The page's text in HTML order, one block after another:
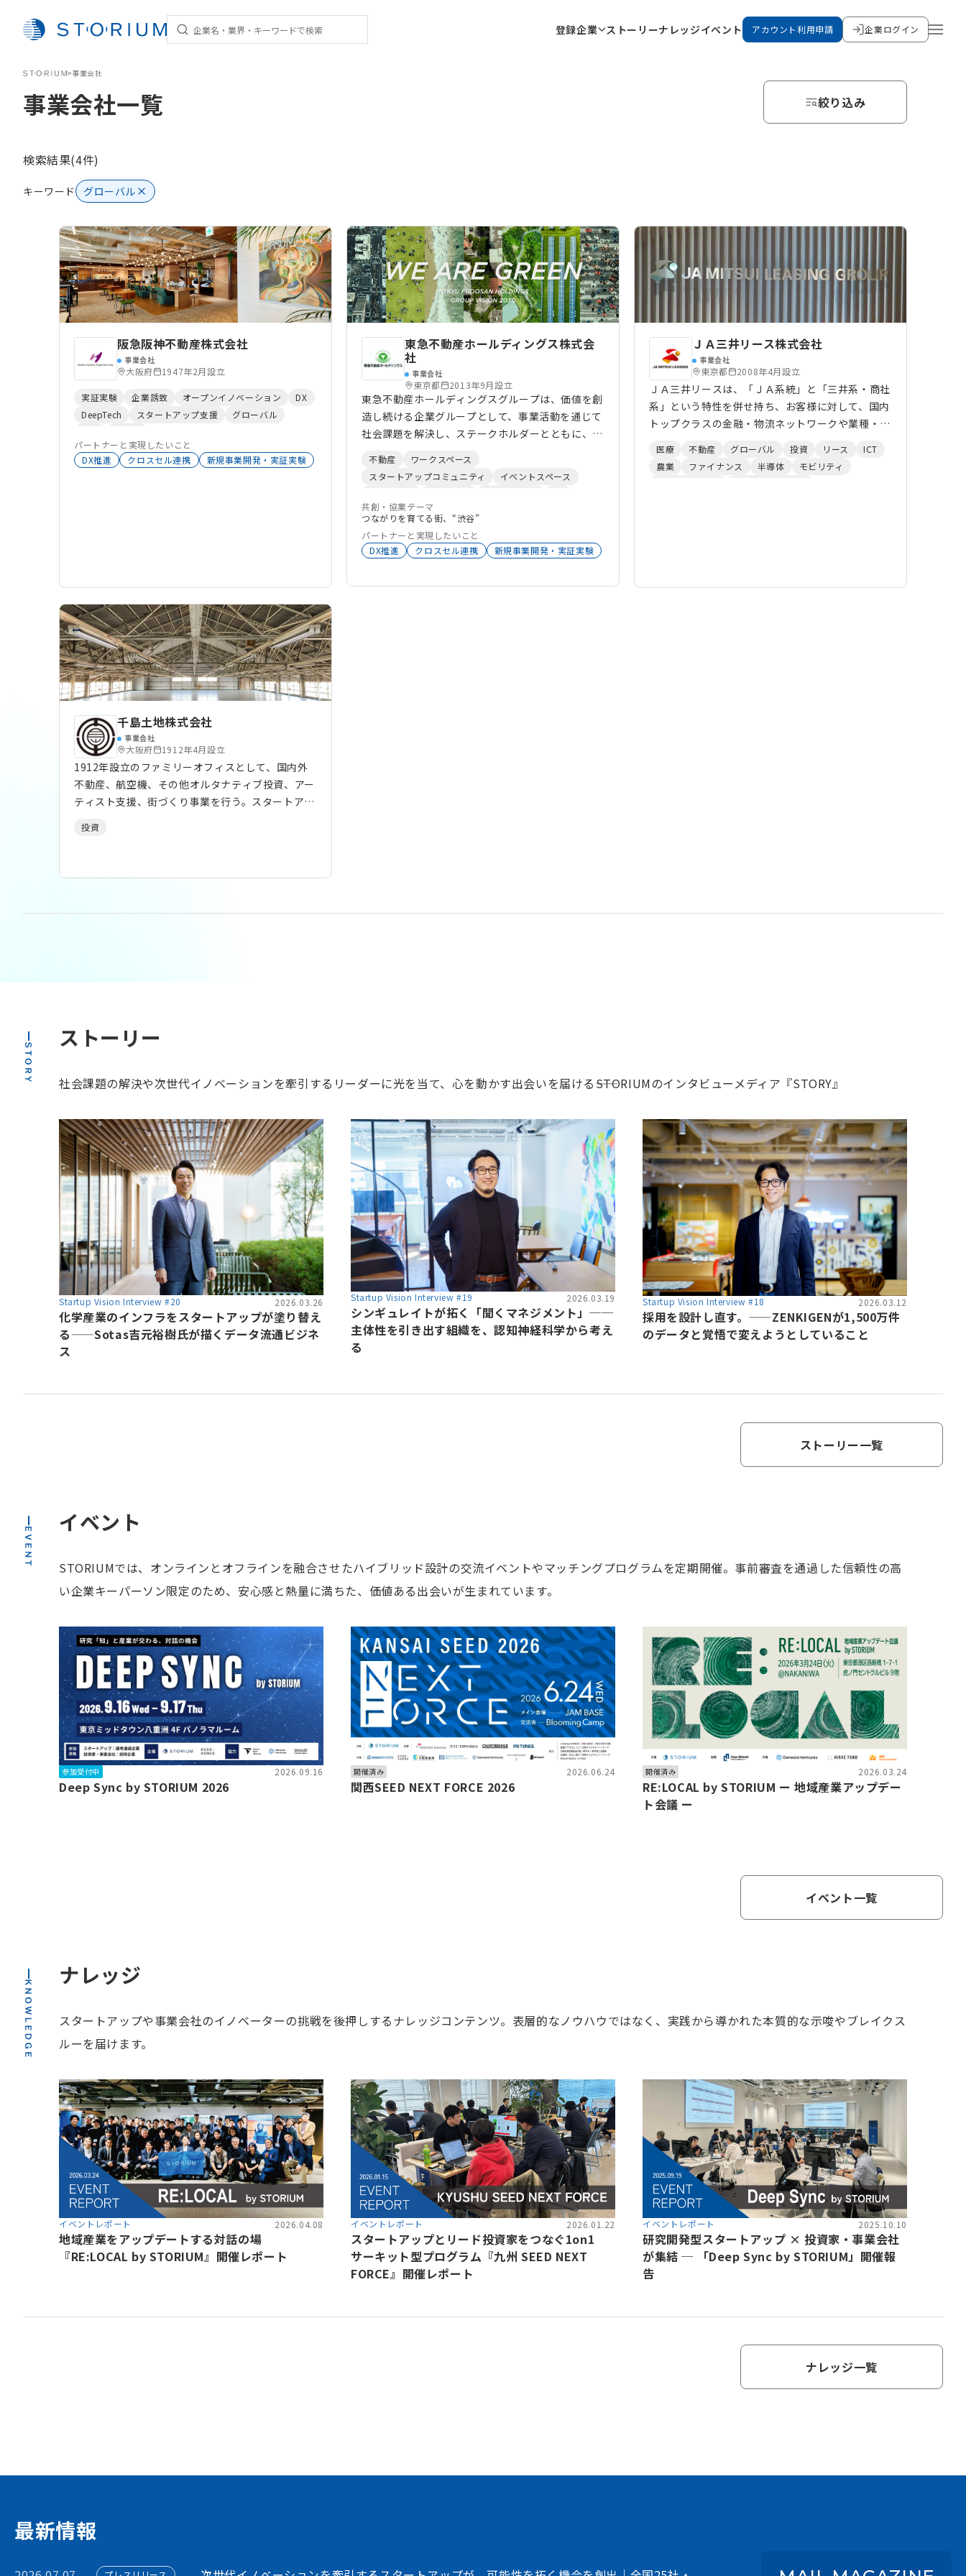
登録企業 ストーリーナレッジイベント アカウント利用申請 企業ログイン
>事業会社
事業会社一覧 絞り込み
検索結果(4件)
キーワード グローバル
阪急阪神不動産株式会社
事業会社
大阪府 1947年2月設立
実証実験 企業誘致 オープンイノベーション
DX
DeepTech
スタートアップ支援
グローバル
パートナーと実現したいこと
DX推進
クロスセル連携 新規事業開発・実証実験
東急不動産ホールディングス株式会
社
事業会社
東京都 2013年9月設立
東急不動産ホールディングスグループは、価値を創
造し続ける企業グループとして、事業活動を通じて
社会課題を解決し、ステークホルダーとともに、サ
当社グループは、持株会社である東急不動産ホール
ディングスのもと、東急不動産、東急コミュニ
ティー、東急リバブル、東急住宅リース、学生情報
センターの主要5社を中心に多様な事業を展開して
います。 オフィスや商業施設、分譲・賃貸住宅の
開発を行う都市開発事業だけでなく、再生可能エネ
ラ開発を行う戦略投資事業。また、不動産の開発に
不動産
ワークスペース
スタートアップコミュニティ
イベントスペース
サステナビリティ
インバウンド
オープンイノベーション
アクセラレーター
実証実験 企業誘致
共創・協業テーマ
つながりを育てる街、“渋谷”
パートナーと実現したいこと
DX推進
クロスセル連携 新規事業開発・実証実験
ＪＡ三井リース株式会社
事業会社
東京都 2008年4月設立
ＪＡ三井リースは、「ＪＡ系統」と「三井系・商社
系」という特性を併せ持ち、お客様に対して、国内
トップクラスの金融・物流ネットワークや業種・業
ス・ソリューションを提供する、個性豊かなリース
会社です。 日本の食を支える農業や産業を支える
医療 不動産 グローバル 投資 リース
ICT
農業
ファイナンス 半導体
モビリティ
千島土地株式会社
事業会社
大阪府 1912年4月設立
1912年設立のファミリーオフィスとして、国内外
不動産、航空機、その他オルタナティブ投資、アー
ティスト支援、街づくり事業を行う。スタートアッ
ミドルレイターステージをメインとして、長期保有
投資
ストーリー
社会課題の解決や次世代イノベーションを牽引するリーダーに光を当て、心を動かす出会いを届ける――STORIUMのインタビューメディア『STORY』
Startup Vision Interview #20 2026.03.26
化学産業のインフラをスタートアップが塗り替え
る——Sotas吉元裕樹氏が描くデータ流通ビジネ
ス
Startup Vision Interview #19 2026.03.19
シンギュレイトが拓く「聞くマネジメント」──
主体性を引き出す組織を、認知神経科学から考え
る
Startup Vision Interview #18 2026.03.12
採用を設計し直す。——ZENKIGENが1,500万件
のデータと覚悟で変えようとしていること
ストーリー一覧
イベント
STORIUMでは、オンラインとオフラインを融合させたハイブリッド設計の交流イベントやマッチングプログラムを定期開催。事前審査を通過した信頼性の高
い企業キーパーソン限定のため、安心感と熱量に満ちた、価値ある出会いが生まれています。
参加受付中 2026.09.16
Deep Sync by STORIUM 2026
開催済み 2026.06.24
関西SEED NEXT FORCE 2026
開催済み 2026.03.24
RE:LOCAL by STORIUM ー 地域産業アップデー
ト会議 ー
イベント一覧
ナレッジ
スタートアップや事業会社のイノベーターの挑戦を後押しするナレッジコンテンツ。表層的なノウハウではなく、実践から導かれた本質的な示唆やブレイクス
ルーを届けます。
イベントレポート 2026.04.08
地域産業をアップデートする対話の場
『RE:LOCAL by STORIUM』開催レポート
イベントレポート 2026.01.22
スタートアップとリード投資家をつなぐ1on1
サーキット型プログラム『九州 SEED NEXT
FORCE』開催レポート
イベントレポート 2025.10.10
研究開発型スタートアップ × 投資家・事業会社
が集結 ─ 「Deep Sync by STORIUM」開催報
告
ナレッジ一覧
最新情報